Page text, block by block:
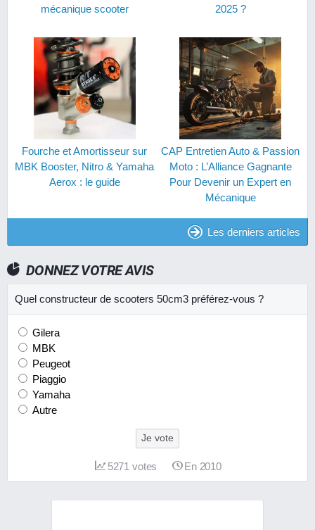
mécanique scooter
2025 ?
Fourche et Amortisseur sur
MBK Booster, Nitro & Yamaha
Aerox : le guide
CAP Entretien Auto & Passion
Moto : L’Alliance Gagnante
Pour Devenir un Expert en
Mécanique
Les derniers articles
DONNEZ VOTRE AVIS
Quel constructeur de scooters 50cm3 préférez-vous ?
Gilera
MBK
Peugeot
Piaggio
Yamaha
Autre
Je vote
5271 votes En 2010